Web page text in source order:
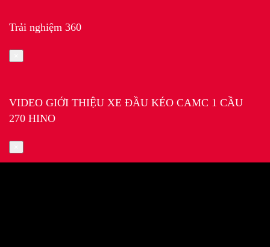
Trải nghiệm 360
VIDEO GIỚI THIỆU XE ĐẦU KÉO CAMC 1 CẦU
270 HINO